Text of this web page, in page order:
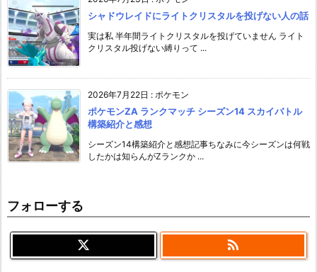
シャドウレイドにライトクリスタルを投げない人の話
実は私 半年間ライトクリスタルを投げていません ライト
クリスタル投げない縛りって ...
2026年7月22日 : ポケモン
ポケモンZA ランクマッチ シーズン14 スカイバトル
構築紹介と感想
シーズン14構築紹介と感想記事ちなみに今シーズンは何戦
したかは知らんがZランクか ...
フォローする
